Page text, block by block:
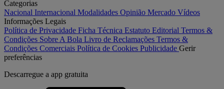
Categorias
Nacional Internacional Modalidades Opinião Mercado Vídeos
Informações Legais
Política de Privacidade Ficha Técnica Estatuto Editorial Termos &
Condições Sobre A Bola Livro de Reclamações Termos &
Condições Comerciais Política de Cookies Publicidade Gerir
preferências
Descarregue a app gratuita